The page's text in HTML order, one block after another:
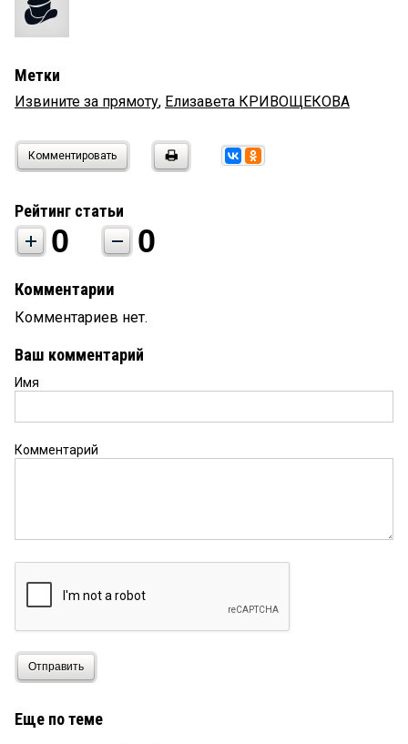
Метки
Извините за прямоту, Елизавета КРИВОЩЕКОВА
Комментировать
Рейтинг статьи
0 0
Комментарии
Комментариев нет.
Ваш комментарий
Имя
Комментарий
Отправить
Еще по теме